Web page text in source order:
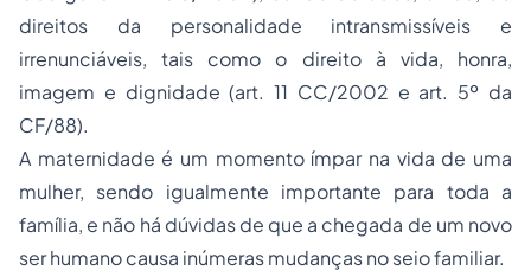
direitos da personalidade intransmissíveis e
irrenunciáveis, tais como o direito à vida, honra,
imagem e dignidade (art. 11 CC/2002 e art. 5º da
CF/88).
A maternidade é um momento ímpar na vida de uma
mulher, sendo igualmente importante para toda a
família, e não há dúvidas de que a chegada de um novo
ser humano causa inúmeras mudanças no seio familiar.